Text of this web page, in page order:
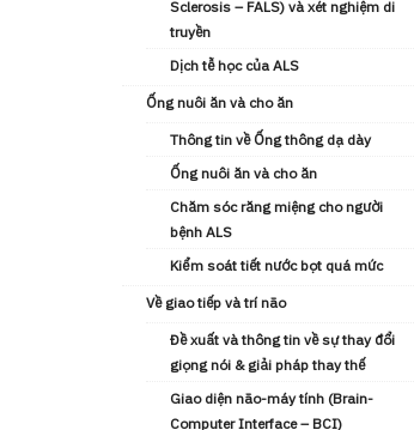
Sclerosis – FALS) và xét nghiệm di
truyền
Dịch tễ học của ALS
Ống nuôi ăn và cho ăn
Thông tin về Ống thông dạ dày
Ống nuôi ăn và cho ăn
Chăm sóc răng miệng cho người
bệnh ALS
Kiểm soát tiết nước bọt quá mức
Về giao tiếp và trí não
Đề xuất và thông tin về sự thay đổi
giọng nói & giải pháp thay thế
Giao diện não-máy tính (Brain-
Computer Interface – BCI)